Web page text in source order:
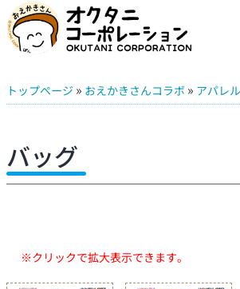
トップページ » おえかきさんコラボ » アパレル
バッグ
※クリックで拡大表示できます。